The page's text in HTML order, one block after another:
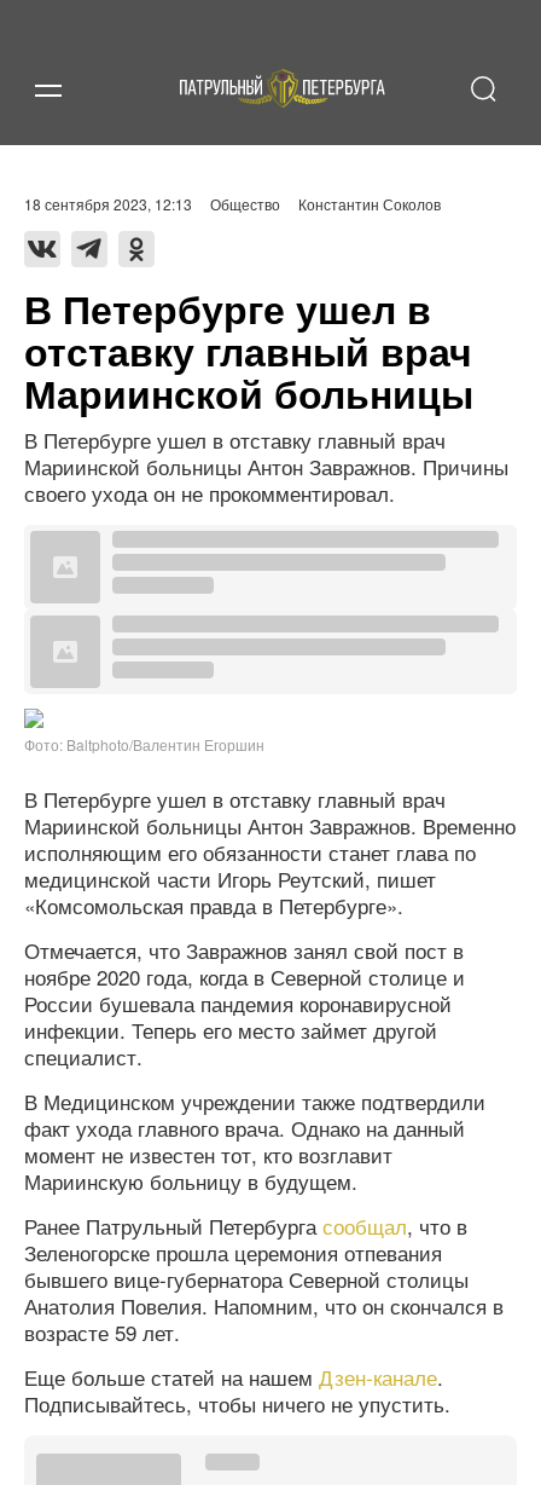
18 сентября 2023, 12:13 Общество Константин Соколов
В Петербурге ушел в
отставку главный врач
Мариинской больницы
В Петербурге ушел в отставку главный врач
Мариинской больницы Антон Завражнов. Причины
своего ухода он не прокомментировал.
Фото: Baltphoto/Валентин Егоршин
В Петербурге ушел в отставку главный врач
Мариинской больницы Антон Завражнов. Временно
исполняющим его обязанности станет глава по
медицинской части Игорь Реутский, пишет
«Комсомольская правда в Петербурге».
Отмечается, что Завражнов занял свой пост в
ноябре 2020 года, когда в Северной столице и
России бушевала пандемия коронавирусной
инфекции. Теперь его место займет другой
специалист.
В Медицинском учреждении также подтвердили
факт ухода главного врача. Однако на данный
момент не известен тот, кто возглавит
Мариинскую больницу в будущем.
Ранее Патрульный Петербургасообщал, что в
Зеленогорске прошла церемония отпевания
бывшего вице-губернатора Северной столицы
Анатолия Повелия. Напомним, что он скончался в
возрасте 59 лет.
Еще больше статей на нашем Дзен-канале.
Подписывайтесь, чтобы ничего не упустить.